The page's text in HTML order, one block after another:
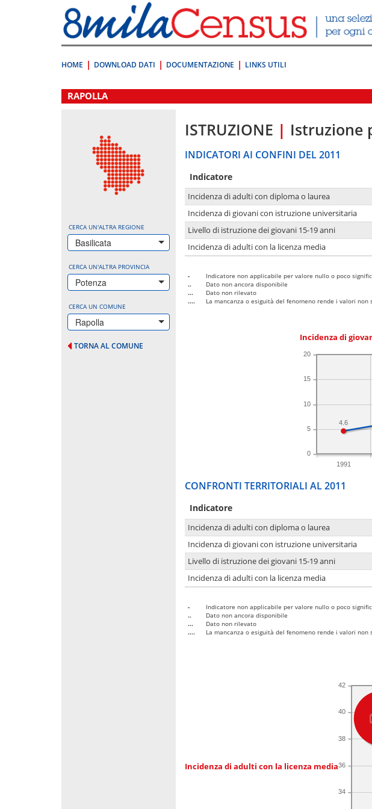
direttamente
a:
Contenuto
HOME DOWNLOAD DATI DOCUMENTAZIONE LINKS UTILI
.
RAPOLLA
CERCA UN'ALTRA REGIONE
Basilicata
CERCA UN'ALTRA PROVINCIA
Potenza
CERCA UN COMUNE
Rapolla
TORNA AL COMUNE
ISTRUZIONE | Istruzione
INDICATORI AI CONFINI DEL 2011
Indicatore
Incidenza di adulti con diploma o laurea
Incidenza di giovani con istruzione universitaria
Livello di istruzione dei giovani 15-19 anni
Incidenza di adulti con la licenza media
-
Indicatore non applicabile per valore nullo o poco
..
Dato non ancora disponibile
...
Dato non rilevato
....
La mancanza o esiguità del fenomeno rende i valori non
Incidenza di
1991
0
5
10
15
20
4.6
CONFRONTI TERRITORIALI AL 2011
Indicatore
Incidenza di adulti con diploma o laurea
Incidenza di giovani con istruzione universitaria
Livello di istruzione dei giovani 15-19 anni
Incidenza di adulti con la licenza media
-
Indicatore non applicabile per valore nullo o poco
..
Dato non ancora disponibile
...
Dato non rilevato
....
La mancanza o esiguità del fenomeno rende i valori non
Incidenza di adulti con la licenza media
34
36
38
40
42